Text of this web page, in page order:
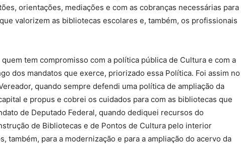
orientações, mediações e com as cobranças necessárias para
valorizem as bibliotecas escolares e, também, os profissionais
tem compromisso com a política pública de Cultura e com a
dos mandatos que exerce, priorizado essa Política. Foi assim no
quando sempre defendi uma política de ampliação da
e propus e cobrei os cuidados para com as bibliotecas que
de Deputado Federal, quando dediquei recursos do
de Bibliotecas e de Pontos de Cultura pelo interior
também, para a modernização e para a ampliação do acervo da